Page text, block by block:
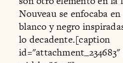
Nouveau se enfocaba
blanco y negro
lo decadente.[caption